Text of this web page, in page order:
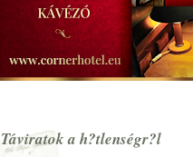
Táviratok a h?tlenségr?l